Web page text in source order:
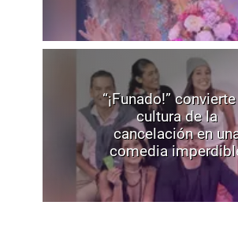
“¡Funado!”
cultura de la
cancelación en
comedia